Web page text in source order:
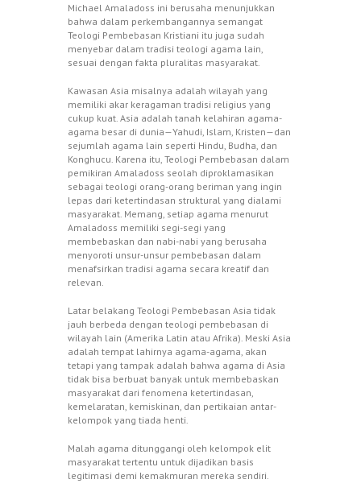
Michael Amaladoss ini berusaha menunjukkan
bahwa dalam perkembangannya semangat
Teologi Pembebasan Kristiani itu juga sudah
menyebar dalam tradisi teologi agama lain,
sesuai dengan fakta pluralitas masyarakat.
Kawasan Asia misalnya adalah wilayah yang
memiliki akar keragaman tradisi religius yang
cukup kuat. Asia adalah tanah kelahiran agama-
agama besar di dunia—Yahudi, Islam, Kristen—dan
sejumlah agama lain seperti Hindu, Budha, dan
Konghucu. Karena itu, Teologi Pembebasan dalam
pemikiran Amaladoss seolah diproklamasikan
sebagai teologi orang-orang beriman yang ingin
lepas dari ketertindasan struktural yang dialami
masyarakat. Memang, setiap agama menurut
Amaladoss memiliki segi-segi yang
membebaskan dan nabi-nabi yang berusaha
menyoroti unsur-unsur pembebasan dalam
menafsirkan tradisi agama secara kreatif dan
relevan.
Latar belakang Teologi Pembebasan Asia tidak
jauh berbeda dengan teologi pembebasan di
wilayah lain (Amerika Latin atau Afrika). Meski Asia
adalah tempat lahirnya agama-agama, akan
tetapi yang tampak adalah bahwa agama di Asia
tidak bisa berbuat banyak untuk membebaskan
masyarakat dari fenomena ketertindasan,
kemelaratan, kemiskinan, dan pertikaian antar-
kelompok yang tiada henti.
Malah agama ditunggangi oleh kelompok elit
masyarakat tertentu untuk dijadikan basis
legitimasi demi kemakmuran mereka sendiri.